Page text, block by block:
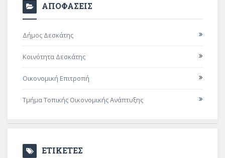
ΑΠΟΦΑΣΕΙΣ
Δήμος Δεσκάτης
Κοινότητα Δεσκάτης
Οικονομική Επιτροπή
Τμήμα Τοπικής Οικονομικής Ανάπτυξης
ΕΤΙΚΕΤΕΣ